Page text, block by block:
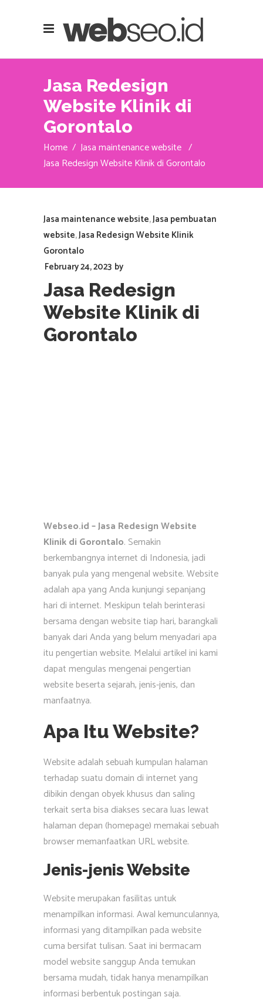
Jasa Redesign
Website Klinik di
Gorontalo
Home / Jasa maintenance website /
Jasa Redesign Website Klinik di Gorontalo
Jasa maintenance website,Jasa pembuatan
website,Jasa Redesign Website Klinik
Gorontalo
February 24, 2023 by
Jasa Redesign
Website Klinik di
Gorontalo
Webseo.id – Jasa Redesign Website
Klinik di Gorontalo. Semakin
berkembangnya internet di Indonesia, jadi
banyak pula yang mengenal website. Website
adalah apa yang Anda kunjungi sepanjang
hari di internet. Meskipun telah berinterasi
bersama dengan website tiap hari, barangkali
banyak dari Anda yang belum menyadari apa
itu pengertian website. Melalui artikel ini kami
dapat mengulas mengenai pengertian
website beserta sejarah, jenis-jenis, dan
manfaatnya.
Apa Itu Website?
Website adalah sebuah kumpulan halaman
terhadap suatu domain di internet yang
dibikin dengan obyek khusus dan saling
terkait serta bisa diakses secara luas lewat
halaman depan (homepage) memakai sebuah
browser memanfaatkan URL website.
Jenis-jenis Website
Website merupakan fasilitas untuk
menampilkan informasi. Awal kemunculannya,
informasi yang ditampilkan pada website
cuma bersifat tulisan. Saat ini bermacam
model website sanggup Anda temukan
bersama mudah, tidak hanya menampilkan
informasi berbentuk postingan saja.